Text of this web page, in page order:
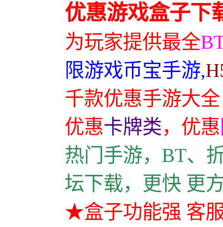
优惠游戏盒子下
为玩家提供最全
限游戏币宝手游,
千款优惠手游大全
优惠卡牌类， 优惠
热门手游，BT、
坛下载，更快 更
★盒子功能强 客